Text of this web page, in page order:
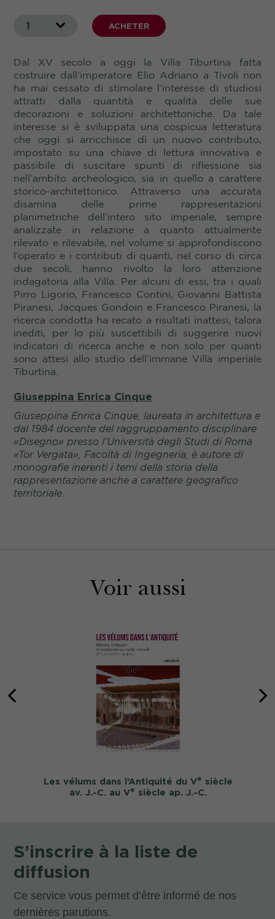
1 ACHETER
Dal XV secolo a oggi la Villa Tiburtina fatta
costruire dall’imperatore Elio Adriano a Tivoli non
ha mai cessato di stimolare l’interesse di studiosi
attratti dalla quantità e qualità delle sue
decorazioni e soluzioni architettoniche. Da tale
interesse si è sviluppata una cospicua letteratura
che oggi si arricchisce di un nuovo contributo,
impostato su una chiave di lettura innovativa e
passibile di suscitare spunti di riflessione sia
nell’ambito archeologico, sia in quello a carattere
storico-architettonico. Attraverso una accurata
disamina delle prime rappresentazioni
planimetriche dell’intero sito imperiale, sempre
analizzate in relazione a quanto attualmente
rilevato e rilevabile, nel volume si approfondiscono
l’operato e i contributi di quanti, nel corso di circa
due secoli, hanno rivolto la loro attenzione
indagatoria alla Villa. Per alcuni di essi, tra i quali
Pirro Ligorio, Francesco Contini, Giovanni Battista
Piranesi, Jacques Gondoin e Francesco Piranesi, la
ricerca condotta ha recato a risultati inattesi, talora
inediti, per lo più suscettibili di suggerire nuovi
indicatori di ricerca anche e non solo per quanti
sono attesi allo studio dell’immane Villa imperiale
Tiburtina.
Giuseppina Enrica Cinque
Giuseppina Enrica Cinque, laureata in architettura e
dal 1984 docente del raggruppamento disciplinare
«Disegno» presso l’Università degli Studi di Roma
«Tor Vergata», Facoltà di Ingegneria, è autore di
monografie inerenti i temi della storia della
rappresentazione anche a carattere geografico
territoriale.
Voir aussi
Les vélums dans l’Antiquité du Ve siècle
av. J.-C. au Ve siècle ap. J.-C.
S’inscrire à la liste de
diffusion
Ce service vous permet d’être informé de nos
dernières parutions.